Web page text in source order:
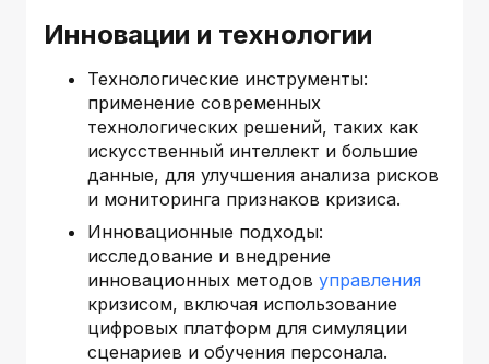
Инновации и технологии
Технологические инструменты:
применение современных
технологических решений, таких как
искусственный интеллект и большие
данные, для улучшения анализа рисков
и мониторинга признаков кризиса.
Инновационные подходы:
исследование и внедрение
инновационных методов управления
кризисом, включая использование
цифровых платформ для симуляции
сценариев и обучения персонала.